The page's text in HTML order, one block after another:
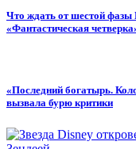
Что ждать от шестой
«Фантастическая
«Последний богатырь.
вызвала бурю критики